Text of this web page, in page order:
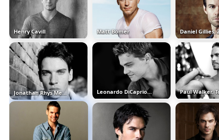
Henry Cavill
Jonathan Rhys Meyers
Matt Bomer
Leonardo DiCaprio, Aktor
Daniel Gillies,